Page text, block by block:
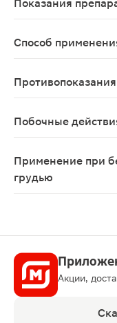
Показания
Способ
Противопоказания
Побочные
Применение при
грудью
Акции,